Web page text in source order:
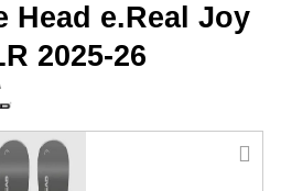
e.Real Joy
2025-26